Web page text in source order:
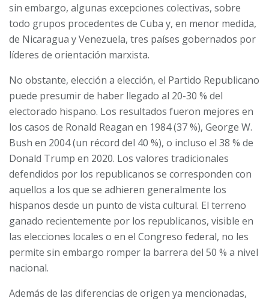
sin embargo, algunas excepciones colectivas, sobre
todo grupos procedentes de Cuba y, en menor medida,
de Nicaragua y Venezuela, tres países gobernados por
líderes de orientación marxista.
No obstante, elección a elección, el Partido Republicano
puede presumir de haber llegado al 20-30 % del
electorado hispano. Los resultados fueron mejores en
los casos de Ronald Reagan en 1984 (37 %), George W.
Bush en 2004 (un récord del 40 %), o incluso el 38 % de
Donald Trump en 2020. Los valores tradicionales
defendidos por los republicanos se corresponden con
aquellos a los que se adhieren generalmente los
hispanos desde un punto de vista cultural. El terreno
ganado recientemente por los republicanos, visible en
las elecciones locales o en el Congreso federal, no les
permite sin embargo romper la barrera del 50 % a nivel
nacional.
Además de las diferencias de origen ya mencionadas,